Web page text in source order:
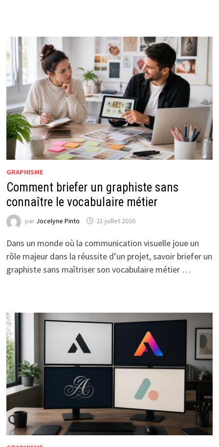
GRAPHISME
Comment briefer un graphiste sans
connaître le vocabulaire métier
par Jocelyne Pinto 21 juillet 2026
Dans un monde où la communication visuelle joue un
rôle majeur dans la réussite d’un projet, savoir briefer un
graphiste sans maîtriser son vocabulaire métier …